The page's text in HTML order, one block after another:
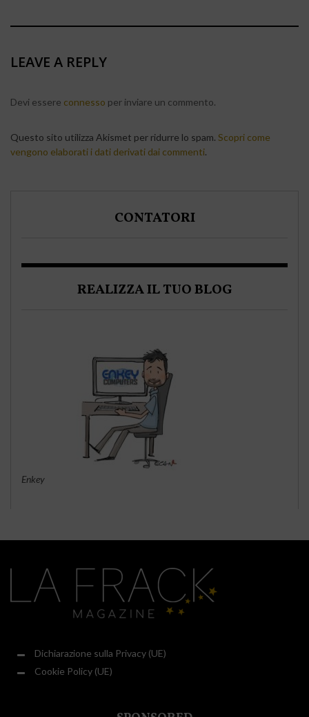
LEAVE A REPLY
Devi essere connesso per inviare un commento.
Questo sito utilizza Akismet per ridurre lo spam. Scopri come
vengono elaborati i dati derivati dai commenti.
CONTATORI
REALIZZA IL TUO BLOG
Enkey
Dichiarazione sulla Privacy (UE)
Cookie Policy (UE)